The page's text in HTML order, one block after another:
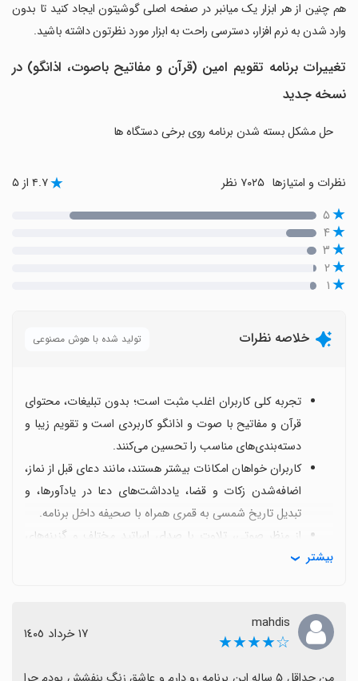
‏هم چنین از هر ابزار یک میانبر در صفحه اصلی گوشیتون ایجاد کنید تا بدون
وارد شدن به نرم افزار، دسترسی راحت به ابزار مورد نظرتون داشته باشید.
تغییرات برنامه ‏تقویم امین (قرآن و مفاتیح باصوت، اذانگو) در
نسخه جدید
حل مشکل بسته شدن برنامه روی برخی دستگاه ها
نظرات و امتیازها ۴.۷ از ۵
۵
۴
۳
۲
۱
خلاصه نظرات تولید شده با هوش مصنوعی
تجربه کلی کاربران اغلب مثبت است؛ بدون تبلیغات، محتوای
قرآن و مفاتیح با صوت و اذانگو کاربردی است و تقویم زیبا و
دسته‌بندی‌های مناسب را تحسین می‌کنند.
کاربران خواهان امکانات بیشتر هستند، مانند دعای قبل از نماز،
اضافه‌شدن زکات و قضا، یادداشت‌های دعا در یادآورها، و
تبدیل تاریخ شمسی به قمری همراه با صحیفه داخل برنامه.
از منظر صوتی، تلاوت با صدای اساتید مختلف و گزینه‌های
اذان قابل قبول است، اما درخواست‌هایی برای نمایش نام
بروزرسانی، پرش ویجت تقویم و گاه عدم پخش اذان مواجه
هستند که نشان‌دهنده وجود اشکالات پایداری است.
درخواست‌های مطرح شده درباره شخصی‌سازی ظاهر، از
بیشتر
mahdis
☆★★★★ ١٧ خرداد ١٤٠٥